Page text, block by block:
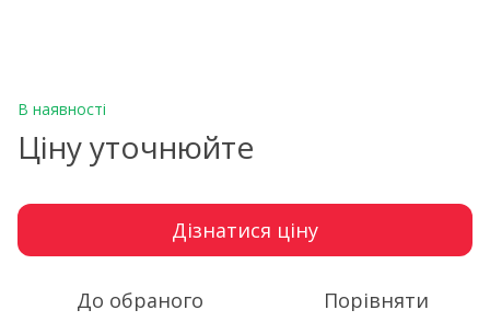
В наявності
Ціну уточнюйте
Дізнатися ціну
До обраного Порівняти